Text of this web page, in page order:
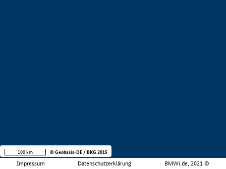
Impressum Datenschutzerklärung BMWi.de, 2021 ©
100 km © Geobasis-DE / BKG 2015